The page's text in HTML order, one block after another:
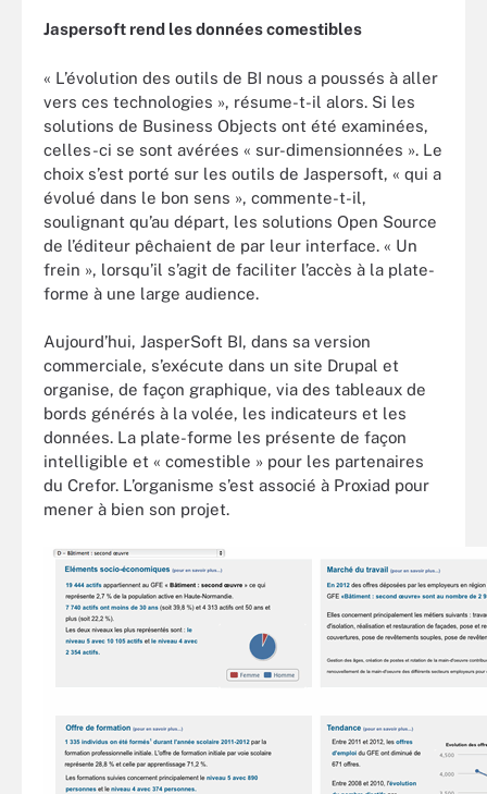
Jaspersoft rend les données comestibles
« L’évolution des outils de BI nous a poussés à aller
vers ces technologies », résume-t-il alors. Si les
solutions de Business Objects ont été examinées,
celles-ci se sont avérées « sur-dimensionnées ». Le
choix s’est porté sur les outils de Jaspersoft, « qui a
évolué dans le bon sens », commente-t-il,
soulignant qu’au départ, les solutions Open Source
de l’éditeur pêchaient de par leur interface. « Un
frein », lorsqu’il s’agit de faciliter l’accès à la plate-
forme à une large audience.
Aujourd’hui, JasperSoft BI, dans sa version
commerciale, s’exécute dans un site Drupal et
organise, de façon graphique, via des tableaux de
bords générés à la volée, les indicateurs et les
données. La plate-forme les présente de façon
intelligible et « comestible » pour les partenaires
du Crefor. L’organisme s’est associé à Proxiad pour
mener à bien son projet.